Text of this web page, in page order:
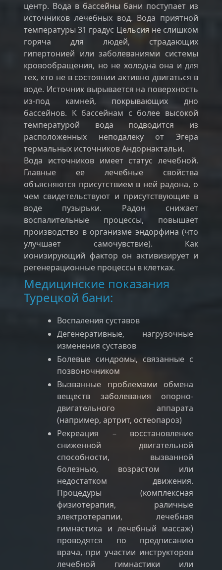
центр. Вода в бассейны бани поступает из
источников лечебных вод. Вода приятной
температуры 31 градус Цельсия не слишком
горяча для людей, страдающих
гипертонией или заболеваниями системы
кровообращения, но не холодна она и для
тех, кто не в состоянии активно двигаться в
воде. Источник вырывается на поверхность
из-под камней, покрывающих дно
бассейнов. К бассейнам с более высокой
температурой вода подводится из
расположенных неподалеку от Эгера
термальных источников Андорнактальи.
Вода источников имеет статус лечебной.
Главные ее лечебные свойства
объясняются присутствием в ней радона, о
чем свидетельствуют и присутствующие в
воде пузырьки. Радон снижает
воспалительные процессы, повышает
производство в организме эндорфина (что
улучшает самочувствие). Как
ионизирующий фактор он активизирует и
регенерационные процессы в клетках.
Медицинские показания
Турецкой бани:
Воспаления суставов
Дегенеративные, нагрузочные
изменения суставов
Болевые синдромы, связанные с
позвоночником
Вызванные проблемами обмена
веществ заболевания опорно-
двигательного аппарата
(например, артрит, остеопароз)
Рекреация – восстановление
сниженной двигательной
способности, вызванной
болезнью, возрастом или
недостатком движения.
Процедуры (комплексная
физиотерапия, раличные
электротерапии, лечебная
гимнастика и лечебный массаж)
проводятся по предписанию
врача, при участии инструкторов
лечебной гимнастики или